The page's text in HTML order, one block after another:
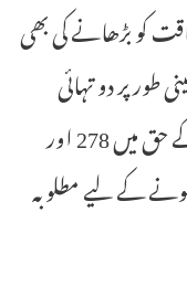
کو بڑھانے کی بھی
پر دو تہائی
اکثریت حاصل نہیں کر سکی۔ اس بل کے حق میں 278 اور
پاس ہونے کے لیے مطلوبہ